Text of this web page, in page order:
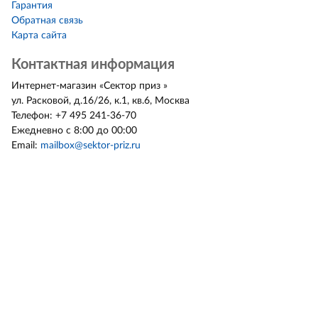
Гарантия
Обратная связь
Карта сайта
Контактная информация
Интернет-магазин «Сектор приз »
ул. Расковой, д.16/26, к.1, кв.6, Москва
Телефон: +7 495 241-36-70
Ежедневно с 8:00 до 00:00
Email: mailbox@sektor-priz.ru